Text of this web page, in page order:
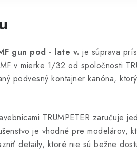
gun pod - late v. je súprava
v mierke 1/32 od spoločnosti
podvesný kontajner kanóna,
TRUMPETER zaručuje
je vhodné pre modelárov,
detaily, ktoré nie sú bežne